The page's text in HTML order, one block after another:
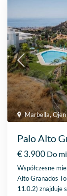
Marbella,Ojen
Palo Alto
€ 3.900 Do
Współczesne
Alto Granados
11.0.2) znajduje